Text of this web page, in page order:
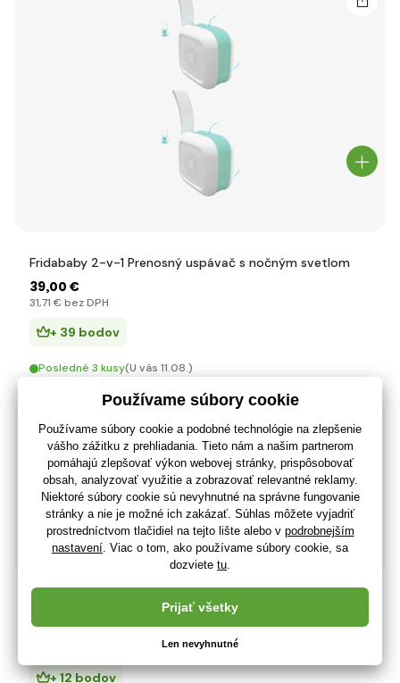
Fridababy 2-v-1 Prenosný uspávač s nočným svetlom
39,00 €
31,71 € bez DPH
+ 39 bodov
Posledné 3 kusy(U vás 11.08.)
Lanaform Filoo cumlíkový teplomer
12,84 €
+ 12 bodov